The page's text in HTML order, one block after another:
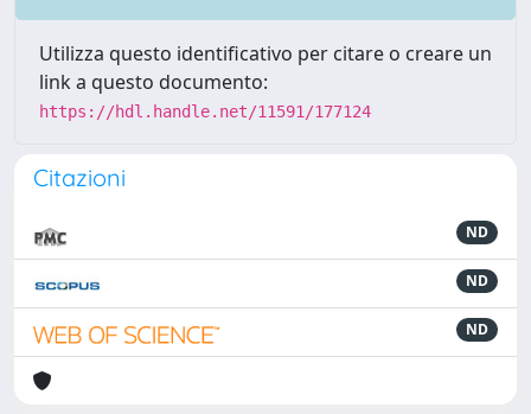
Utilizza questo identificativo per citare o creare un
link a questo documento:
https://hdl.handle.net/11591/177124
Citazioni
ND
ND
ND